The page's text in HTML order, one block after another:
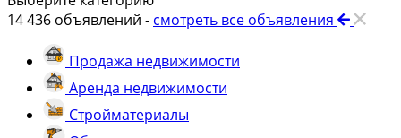
14 436 объявлений - смотреть все объявления
Продажа недвижимости
Аренда недвижимости
Стройматериалы